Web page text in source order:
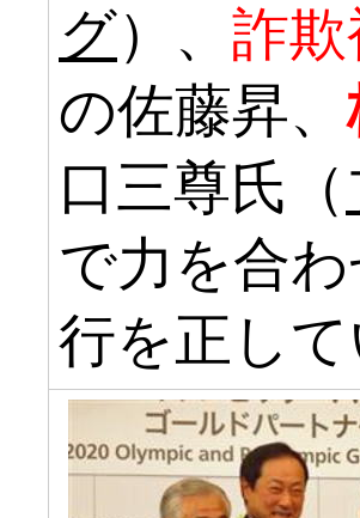
グ）、 詐
の佐藤昇、
口三尊氏（
で力を合
行を正し